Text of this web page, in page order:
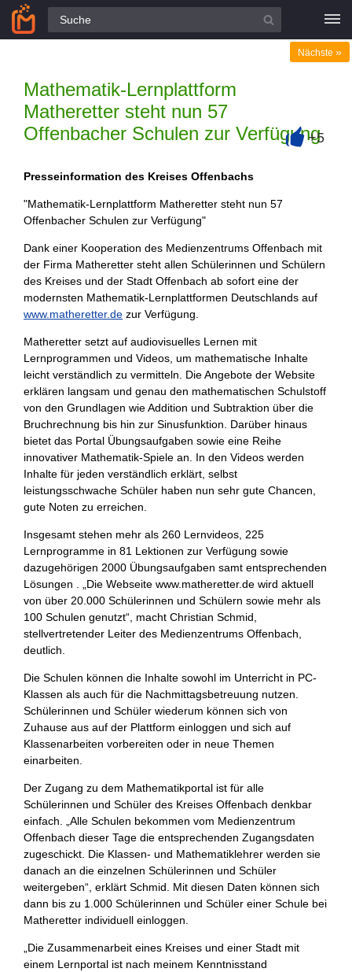
Alle Fragen
Mathematik-Lernplattform
Matheretter steht nun 57
Offenbacher Schulen zur Verfügung
Nächste »
+5
Presseinformation des Kreises Offenbachs
"Mathematik-Lernplattform Matheretter steht nun 57
Offenbacher Schulen zur Verfügung"
Dank einer Kooperation des Medienzentrums Offenbach mit
der Firma Matheretter steht allen Schülerinnen und Schülern
des Kreises und der Stadt Offenbach ab sofort eine der
modernsten Mathematik-Lernplattformen Deutschlands auf
www.matheretter.de zur Verfügung.
Matheretter setzt auf audiovisuelles Lernen mit
Lernprogrammen und Videos, um mathematische Inhalte
leicht verständlich zu vermitteln. Die Angebote der Website
erklären langsam und genau den mathematischen Schulstoff
von den Grundlagen wie Addition und Subtraktion über die
Bruchrechnung bis hin zur Sinusfunktion. Darüber hinaus
bietet das Portal Übungsaufgaben sowie eine Reihe
innovativer Mathematik-Spiele an. In den Videos werden
Inhalte für jeden verständlich erklärt, selbst
leistungsschwache Schüler haben nun sehr gute Chancen,
gute Noten zu erreichen.
Insgesamt stehen mehr als 260 Lernvideos, 225
Lernprogramme in 81 Lektionen zur Verfügung sowie
dazugehörigen 2000 Übungsaufgaben samt entsprechenden
Lösungen . „Die Webseite www.matheretter.de wird aktuell
von über 20.000 Schülerinnen und Schülern sowie mehr als
100 Schulen genutzt“, macht Christian Schmid,
stellvertretender Leiter des Medienzentrums Offenbach,
deutlich.
Die Schulen können die Inhalte sowohl im Unterricht in PC-
Klassen als auch für die Nachmittagsbetreuung nutzen.
Schülerinnen und Schüler wiederum können sich von
Zuhause aus auf der Plattform einloggen und sich auf
Klassenarbeiten vorbereiten oder in neue Themen
einarbeiten.
Der Zugang zu dem Mathematikportal ist für alle
Schülerinnen und Schüler des Kreises Offenbach denkbar
einfach. „Alle Schulen bekommen vom Medienzentrum
Offenbach dieser Tage die entsprechenden Zugangsdaten
zugeschickt. Die Klassen- und Mathematiklehrer werden sie
danach an die einzelnen Schülerinnen und Schüler
weitergeben“, erklärt Schmid. Mit diesen Daten können sich
dann bis zu 1.000 Schülerinnen und Schüler einer Schule bei
Matheretter individuell einloggen.
„Die Zusammenarbeit eines Kreises und einer Stadt mit
einem Lernportal ist nach meinem Kenntnisstand